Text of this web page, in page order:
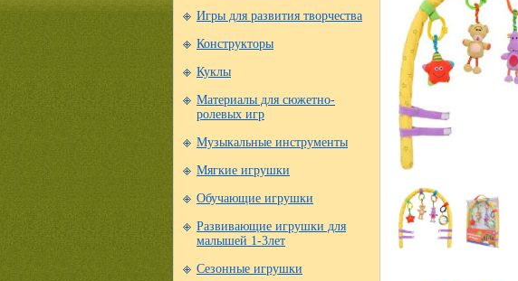
Игры для развития творчества
Конструкторы
Куклы
Материалы для сюжетно-
ролевых игр
Музыкальные инструменты
Мягкие игрушки
Обучающие игрушки
Развивающие игрушки для
малышей 1-3лет
Сезонные игрушки